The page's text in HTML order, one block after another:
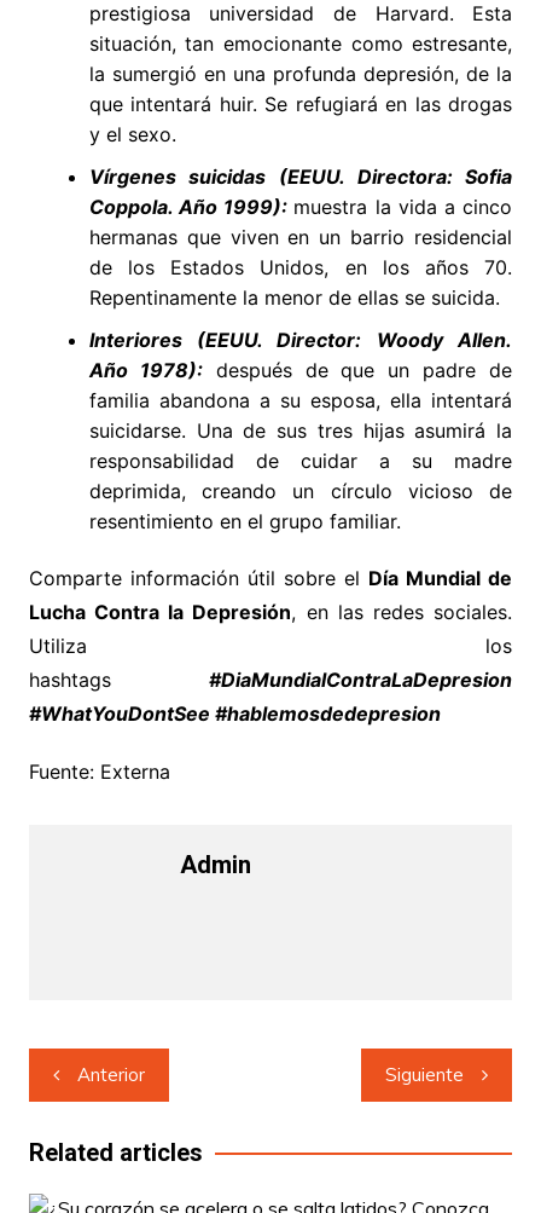
prestigiosa universidad de Harvard. Esta
situación, tan emocionante como estresante,
la sumergió en una profunda depresión, de la
que intentará huir. Se refugiará en las drogas
y el sexo.
Vírgenes suicidas (EEUU. Directora: Sofia
Coppola. Año 1999): muestra la vida a cinco
hermanas que viven en un barrio residencial
de los Estados Unidos, en los años 70.
Repentinamente la menor de ellas se suicida.
Interiores (EEUU. Director: Woody Allen.
Año 1978):después de que un padre de
familia abandona a su esposa, ella intentará
suicidarse. Una de sus tres hijas asumirá la
responsabilidad de cuidar a su madre
deprimida, creando un círculo vicioso de
resentimiento en el grupo familiar.
Comparte información útil sobre el Día Mundial de
Lucha Contra la Depresión, en las redes sociales.
Utiliza los
hashtags#DiaMundialContraLaDepresion
#WhatYouDontSee #hablemosdedepresion
Fuente: Externa
Admin
Navegación
de
entradas
Anterior Siguiente
Related articles